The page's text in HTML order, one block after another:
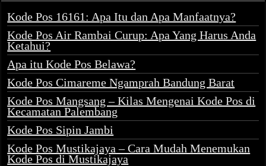
Kode Pos 16161: Apa Itu dan Apa Manfaatnya?
Kode Pos Air Rambai Curup: Apa Yang Harus Anda
Ketahui?
Apa itu Kode Pos Belawa?
Kode Pos Cimareme Ngamprah Bandung Barat
Kode Pos Mangsang – Kilas Mengenai Kode Pos di
Kecamatan Palembang
Kode Pos Sipin Jambi
Kode Pos Mustikajaya – Cara Mudah Menemukan
Kode Pos di Mustikajaya